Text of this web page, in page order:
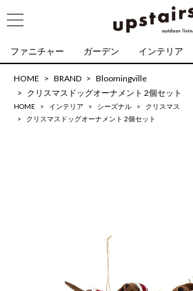
ファニチャー ガーデン インテリア
HOME BRAND
Bloomingville
クリスマスドッグオーナメント 2個セット
HOME インテリア シーズナル
クリスマス
クリスマスドッグオーナメント 2個セット